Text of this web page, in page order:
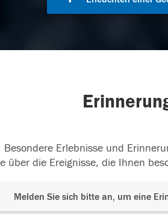
Besondere Erlebnisse und
über die Ereignisse, die Ihnen
Melden Sie sich bitte an, um eine